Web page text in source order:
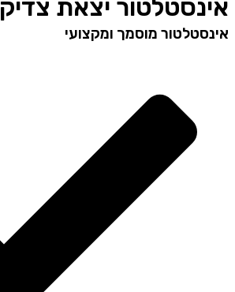
אינסטלטור יצאת צדיק
אינסטלטור מוסמך ומקצועי